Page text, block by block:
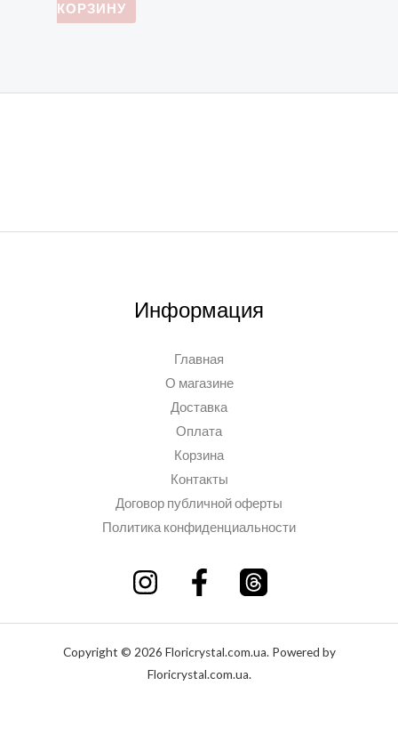
КОРЗИНУ
Информация
Главная
О магазине
Доставка
Оплата
Корзина
Контакты
Договор публичной оферты
Политика конфиденциальности
Copyright © 2026 Floricrystal.com.ua. Powered by
Floricrystal.com.ua.